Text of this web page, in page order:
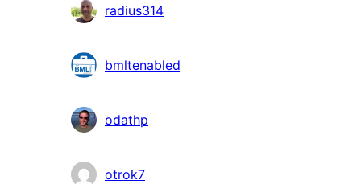
Avustajatradius314
bmltenabled
odathp
otrok7